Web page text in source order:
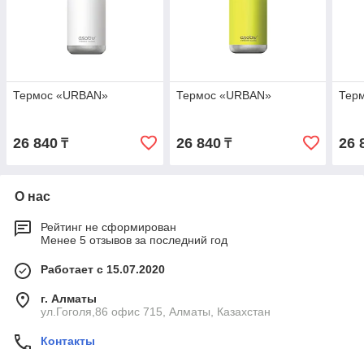
Термос «URBAN»
26 840 ₸
Термос «URBAN»
26 840₸ 26
О нас
Рейтинг не сформирован
Менее 5 отзывов за последний год
Работает с 15.07.2020
г. Алматы
ул.Гоголя,86 офис 715, Алматы, Казахстан
Контакты